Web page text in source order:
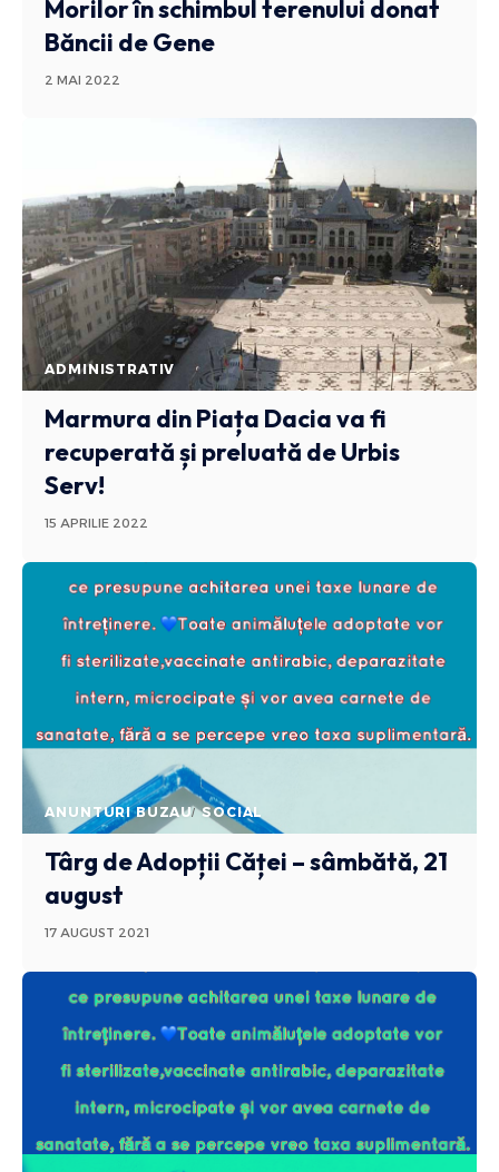
Morilor în schimbul terenului donat
Băncii de Gene
2 MAI 2022
ADMINISTRATIV
Marmura din Piața Dacia va fi
recuperată și preluată de Urbis
Serv!
15 APRILIE 2022
ANUNTURI BUZAU SOCIAL
Târg de Adopții Căței – sâmbătă, 21
august
17 AUGUST 2021